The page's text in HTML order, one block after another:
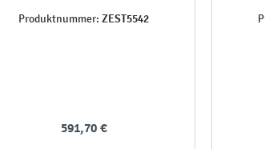
Produktnummer: ZEST5542
591,70 €